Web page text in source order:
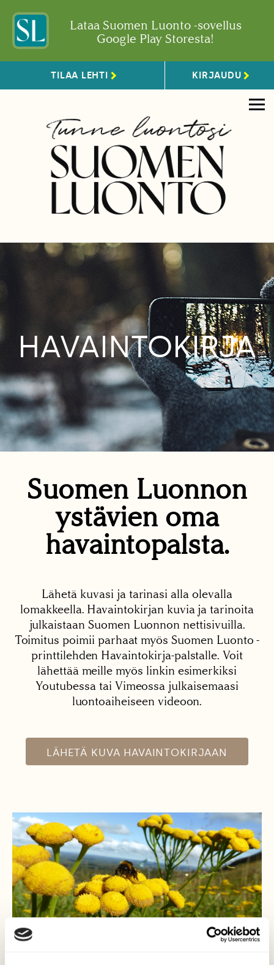
Lataa Suomen Luonto -sovellus
Google Play Storesta!
TILAA LEHTI KIRJAUDU
HAVAINTOKIRJA
Suomen Luonnon
ystävien oma
havaintopalsta.
Lähetä kuvasi ja tarinasi alla olevalla
lomakkeella. Havaintokirjan kuvia ja tarinoita
julkaistaan Suomen Luonnon nettisivuilla.
Toimitus poimii parhaat myös Suomen Luonto -
printtilehden Havaintokirja-palstalle. Voit
lähettää meille myös linkin esimerkiksi
Youtubessa tai Vimeossa julkaisemaasi
luontoaiheiseen videoon.
LÄHETÄ KUVA HAVAINTOKIRJAAN